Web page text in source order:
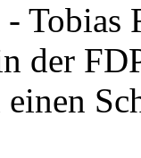
Tobias
der